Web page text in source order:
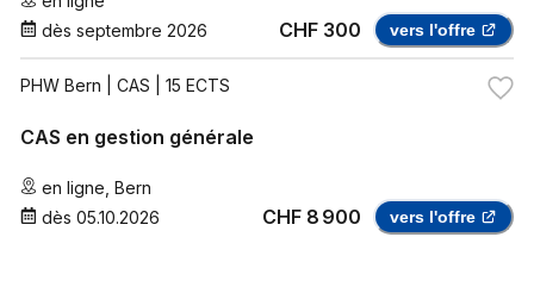
dès septembre 2026 CHF 300 vers l'offre
PHW Bern | CAS | 15 ECTS
CAS en gestion générale
en ligne Bern
dès 05.10.2026 CHF 8 900 vers l'offre